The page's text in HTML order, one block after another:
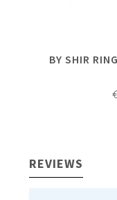
BY SHIR
REVIEWS